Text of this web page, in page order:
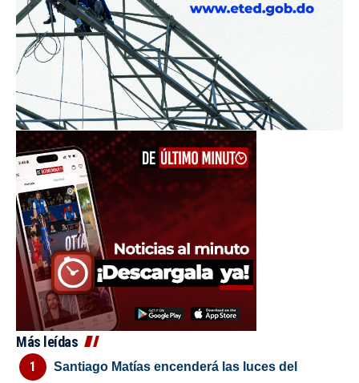
Más leídas
Santiago Matías encenderá las luces del